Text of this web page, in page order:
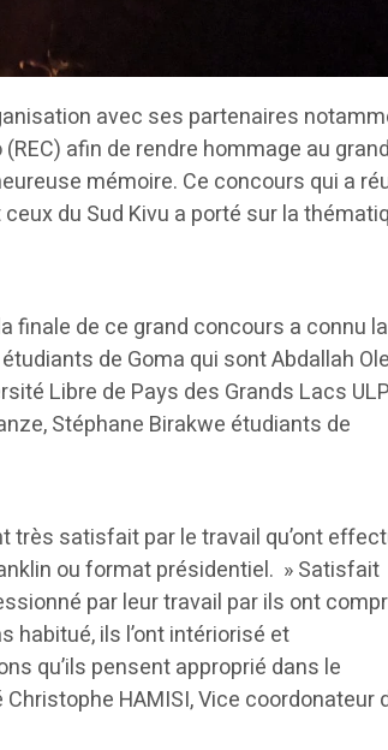
avec ses partenaires
afin de rendre hommage au grand
mémoire. Ce concours qui a
du Sud Kivu a porté sur la
finale de ce grand concours a connu la
de Goma qui sont Abdallah
Libre de Pays des Grands Lacs
Stéphane Birakwe étudiants de
satisfait par le travail qu’ont
ou format présidentiel. » Satisfait
par leur travail par ils ont
habitué, ils l’ont intériorisé et
qu’ils pensent approprié dans le
HAMISI, Vice coordonateur